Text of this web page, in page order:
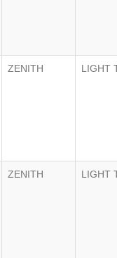
ZENITH LIGHT
ZENITH LIGHT